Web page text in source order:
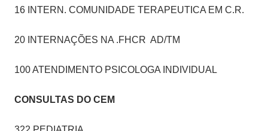
16 INTERN. COMUNIDADE TERAPEUTICA EM C.R.
20 INTERNAÇÕES NA .FHCR AD/TM
100 ATENDIMENTO PSICOLOGA INDIVIDUAL
CONSULTAS DO CEM